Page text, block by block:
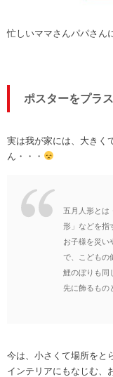
忙しいママさんパパさん
ポスターをプラ
実は我が家には、大きく
ん・・・
五月人形とは
形」などを指
お子様を災い
で、
こどもの
鯉のぼりも同
先に飾るもの
今は、小さくて場所をと
インテリアにもなじむ、